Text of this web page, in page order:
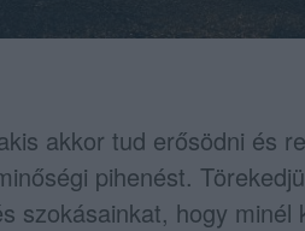
akkor tud erősödni és
pihenést.
szokásainkat, hogy minél